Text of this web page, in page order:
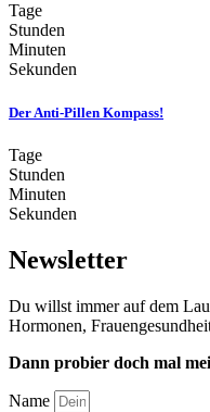
Tage
Stunden
Minuten
Sekunden
Der Anti-Pillen Kompass!
Tage
Stunden
Minuten
Sekunden
Newsletter
Du willst immer auf dem
Hormonen,
Dann probier doch mal
Name